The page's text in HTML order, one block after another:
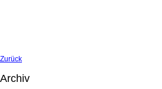
Zurück
Archiv